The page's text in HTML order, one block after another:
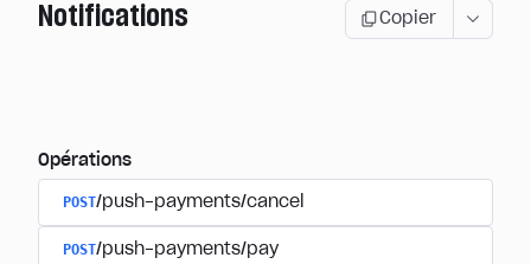
Notifications Copier
Opérations
POST/push-payments/cancel
POST/push-payments/pay